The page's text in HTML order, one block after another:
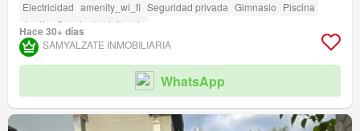
Electricidad amenity_wi_fi Seguridad privada Gimnasio Piscina
Jardín
Caseta de vigilancia
Hace 30+ días
SAMYALZATE INMOBILIARIA
WhatsApp